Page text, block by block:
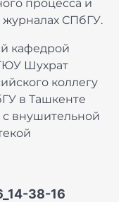
процесса и
журналах СПбГУ.
кафедрой
Шухрат
коллегу
в Ташкенте
внушительной
38-16